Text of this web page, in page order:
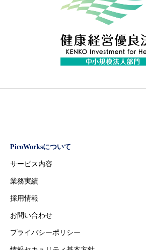
PicoWorksについて
サービス内容
業務実績
採用情報
お問い合わせ
プライバシーポリシー